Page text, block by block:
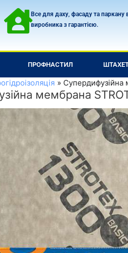
Все для даху, фасаду та паркану
виробника з гарантією.
ПРОФНАСТИЛ
Супердифузійна
мембрана